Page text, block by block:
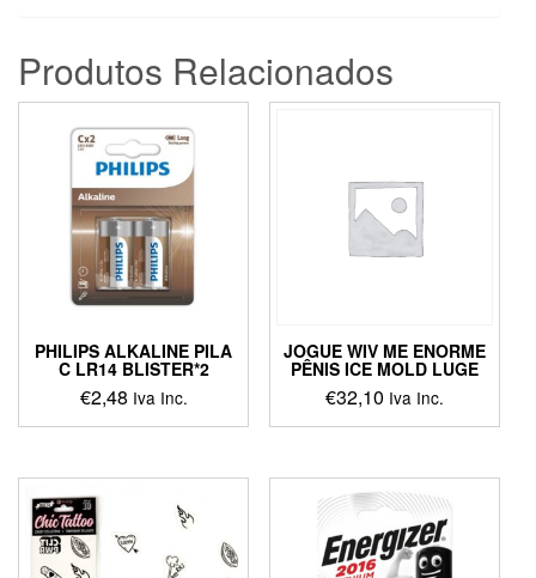
Produtos Relacionados
PHILIPS ALKALINE PILA
C LR14 BLISTER*2
€2,48 Iva Inc.
JOGUE WIV ME ENORME
PÊNIS ICE MOLD LUGE
€32,10 Iva Inc.